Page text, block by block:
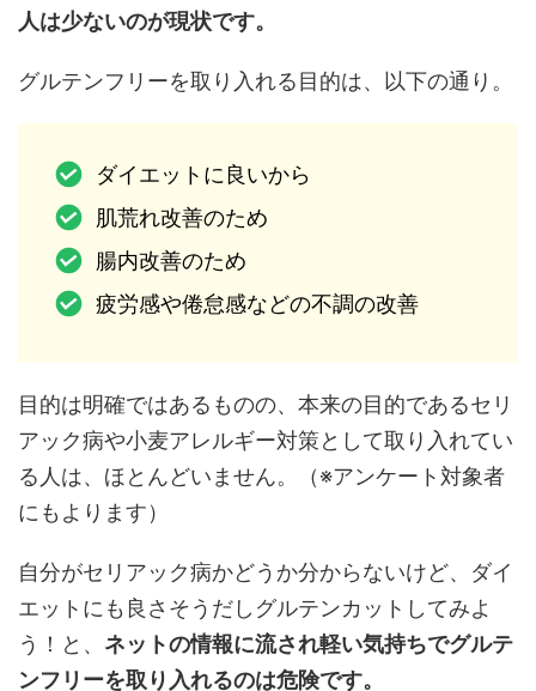
人は少ないのが現状です。
グルテンフリーを取り入れる目的は、以下の通り。
ダイエットに良いから
肌荒れ改善のため
腸内改善のため
疲労感や倦怠感などの不調の改善
目的は明確ではあるものの、本来の目的であるセリ
アック病や小麦アレルギー対策として取り入れてい
る人は、ほとんどいません。（※アンケート対象者
にもよります）
自分がセリアック病かどうか分からないけど、ダイ
エットにも良さそうだしグルテンカットしてみよ
う！と、 ネットの情報に流され軽い気持ちでグルテ
ンフリーを取り入れるのは危険です。